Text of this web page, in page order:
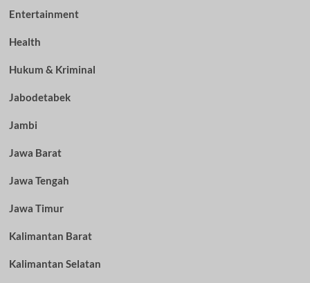
Entertainment
Health
Hukum & Kriminal
Jabodetabek
Jambi
Jawa Barat
Jawa Tengah
Jawa Timur
Kalimantan Barat
Kalimantan Selatan